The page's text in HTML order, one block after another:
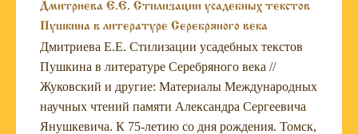
Дмитриева Е.Е. Стилизации усадебных текстов
Пушкина в литературе Серебряного века
Дмитриева Е.Е. Стилизации усадебных текстов
Пушкина в литературе Серебряного века //
Жуковский и другие: Материалы Международных
научных чтений памяти Александра Сергеевича
Янушкевича. К 75-летию со дня рождения. Томск,